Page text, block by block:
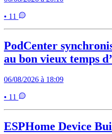
• 11
PodCenter
au bon vieux temps
06/08/2026 à 18:09
• 11
ESPHome Device